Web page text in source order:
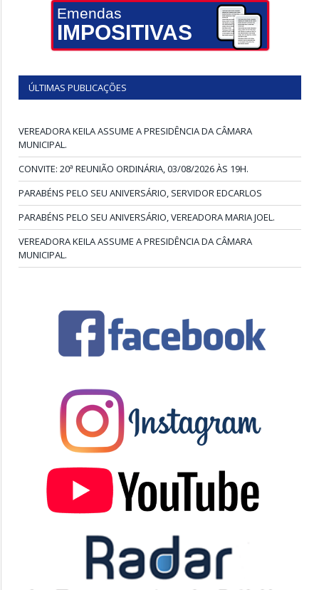
Emendas
IMPOSITIVAS
ÚLTIMAS PUBLICAÇÕES
VEREADORA KEILA ASSUME A PRESIDÊNCIA DA CÂMARA
MUNICIPAL.
CONVITE: 20ª REUNIÃO ORDINÁRIA, 03/08/2026 ÀS 19H.
PARABÉNS PELO SEU ANIVERSÁRIO, SERVIDOR EDCARLOS
PARABÉNS PELO SEU ANIVERSÁRIO, VEREADORA MARIA JOEL.
VEREADORA KEILA ASSUME A PRESIDÊNCIA DA CÂMARA
MUNICIPAL.